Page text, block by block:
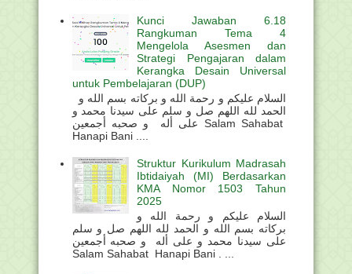
Kunci Jawaban 6.18
Rangkuman Tema 4
Mengelola Asesmen dan
Strategi Pengajaran dalam
Kerangka Desain Universal
untuk Pembelajaran (DUP)
الحمد لله اللهم صل و سلم على سيدنا محمد و
على أله و صحبه أجمعين Salam Sahabat
Hanapi Bani ....
Struktur Kurikulum Madrasah
Ibtidaiyah (MI) Berdasarkan
KMA Nomor 1503 Tahun
2025
السلام عليكم و رحمة الله و
بركاته بسم الله و الحمد لله اللهم صل و سلم
على سيدنا محمد و على أله و صحبه أجمعين
Salam Sahabat Hanapi Bani . ...